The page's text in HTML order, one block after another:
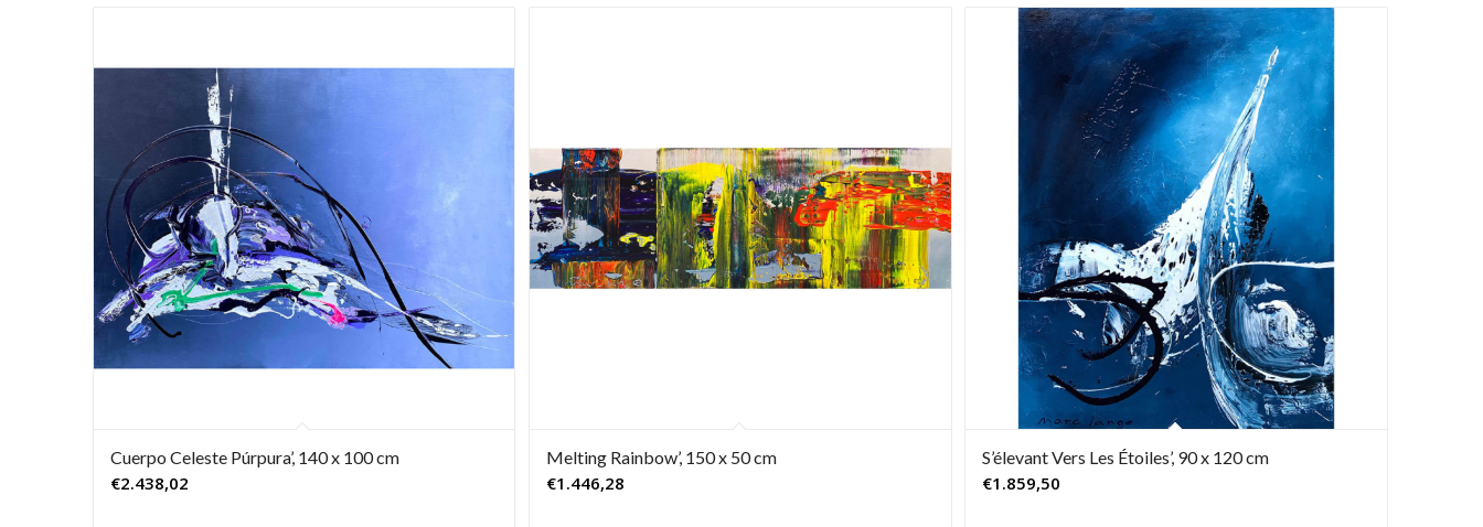
Cuerpo Celeste Púrpura’, 140 x 100 cm
€2.438,02
Melting Rainbow’, 150 x 50 cm
€1.446,28
S’élevant Vers Les Étoiles’, 90 x 120 cm
€1.859,50